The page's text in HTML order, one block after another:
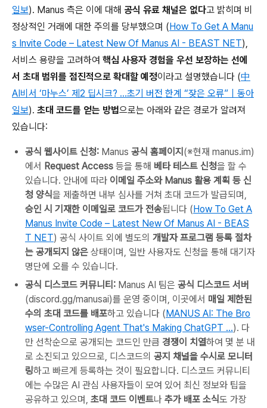
일보). Manus 측은 이에 대해 공식 유료 채널은 없다고 밝히며 비
정상적인 거래에 대한 주의를 당부했으며 ( How To Get A Manu
s Invite Code – Latest New Of Manus AI - BEAST NET),
서비스 용량을 고려하여 핵심 사용자 경험을 우선 보장하는 선에
서 초대 범위를 점진적으로 확대할 예정이라고 설명했습니다 (中
AI비서 ‘마누스’ 제2 딥시크? …초기 버전 한계 “잦은 오류”｜동아
일보). 초대 코드를 얻는 방법으로는 아래와 같은 경로가 알려져
있습니다:
공식 웹사이트 신청: Manus 공식 홈페이지 (※현재 manus.im)
에서 Request Access 등을 통해 베타 테스트 신청을 할 수
있습니다. 안내에 따라 이메일 주소와 Manus 활용 계획 등 신
청 양식을 제출하면 내부 심사를 거쳐 초대 코드가 발급되며,
승인 시 기재한 이메일로 코드가 전송됩니다 ( How To Get A
Manus Invite Code – Latest New Of Manus AI - BEAS
T NET) 공식 사이트 외에 별도의 개발자 프로그램 등록 절차
는 공개되지 않은 상태이며, 일반 사용자도 신청을 통해 대기자
명단에 오를 수 있습니다.
공식 디스코드 커뮤니티: Manus AI 팀은 공식 디스코드 서버
(discord.gg/manusai)를 운영 중이며, 이곳에서 매일 제한된
수의 초대 코드를 배포하고 있습니다 ( MANUS AI: The Bro
wser-Controlling Agent That's Making ChatGPT ...). 다
만 선착순으로 공개되는 코드인 만큼 경쟁이 치열하여 몇 분 내
로 소진되고 있으므로, 디스코드의 공지 채널을 수시로 모니터
링하고 빠르게 등록하는 것이 필요합니다. 디스코드 커뮤니티
에는 수많은 AI 관심 사용자들이 모여 있어 최신 정보와 팁을
공유하고 있으며, 초대 코드 이벤트나 추가 배포 소식도 가장